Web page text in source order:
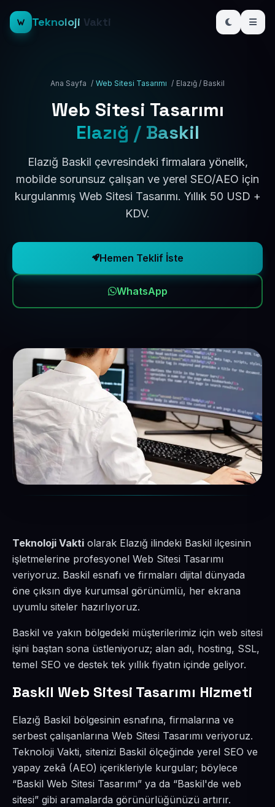
Teknoloji Vakti
Ana Sayfa / Web Sitesi Tasarımı / Elazığ / Baskil
Web Sitesi Tasarımı
Elazığ / Baskil
Elazığ Baskil çevresindeki firmalara yönelik,
mobilde sorunsuz çalışan ve yerel SEO/AEO için
kurgulanmış Web Sitesi Tasarımı. Yıllık 50 USD +
KDV.
Hemen Teklif İste
WhatsApp
Teknoloji Vakti olarak Elazığ ilindeki Baskil ilçesinin
işletmelerine profesyonel Web Sitesi Tasarımı
veriyoruz. Baskil esnafı ve firmaları dijital dünyada
öne çıksın diye kurumsal görünümlü, her ekrana
uyumlu siteler hazırlıyoruz.
Baskil ve yakın bölgedeki müşterilerimiz için web sitesi
işini baştan sona üstleniyoruz; alan adı, hosting, SSL,
temel SEO ve destek tek yıllık fiyatın içinde geliyor.
Baskil Web Sitesi Tasarımı Hizmeti
Elazığ Baskil bölgesinin esnafına, firmalarına ve
serbest çalışanlarına Web Sitesi Tasarımı veriyoruz.
Teknoloji Vakti, sitenizi Baskil ölçeğinde yerel SEO ve
yapay zekâ (AEO) içerikleriyle kurgular; böylece
“Baskil Web Sitesi Tasarımı” ya da “Baskil'de web
sitesi” gibi aramalarda görünürlüğünüzü artırır.